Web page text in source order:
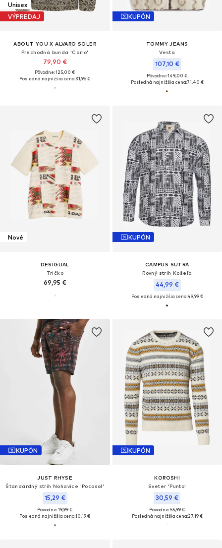
Unisex
VÝPREDAJ
ABOUT YOU X ALVARO SOLER
Prechodná bunda 'Carlo'
79,90 €
Pôvodne: 125,00 €
Posledná najnižšia cena:31,96 €
KUPÓN
TOMMY JEANS
Vesta
107,10 €
Pôvodne: 149,00 €
Posledná najnižšia cena:71,40 €
Nové
DESIGUAL
Tričko
69,95 €
KUPÓN
CAMPUS SUTRA
Rovný strih Košeľa
44,99 €
Posledná najnižšia cena:49,99 €
KUPÓN
JUST RHYSE
Štandardný strih Nohavice 'Pocosol'
15,29 €
Pôvodne: 19,99 €
Posledná najnižšia cena:10,19 €
KUPÓN
KOROSHI
Sveter 'Punto'
30,59 €
Pôvodne: 55,99 €
Posledná najnižšia cena:27,19 €